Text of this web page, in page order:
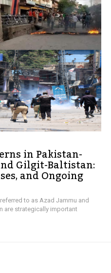
in Pakistan-
Gilgit-Baltistan:
and Ongoing
to as Azad Jammu and
are strategically important